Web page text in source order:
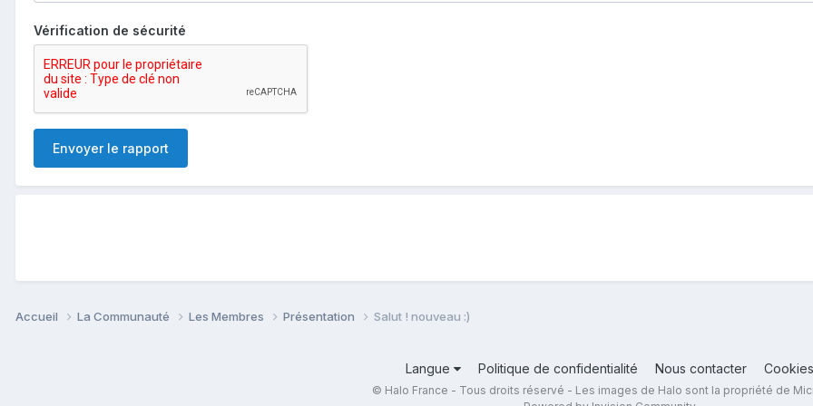
Vérification de sécurité
Envoyer le rapport
Accueil La Communauté Les Membres Présentation Salut ! nouveau :)
Langue Politique de confidentialité Nous contacter Cookies
© Halo France - Tous droits réservé - Les images de Halo sont la propriété de